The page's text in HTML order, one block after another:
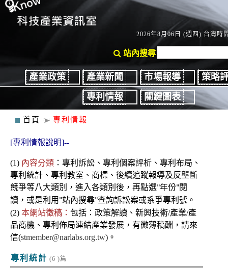
2026年8月06日 (週四) 台灣時
站內搜尋
產業政策 產業新聞 市場報導
策略
專利情報
關鍵圖表
首頁 專利情報
[專利情報說明]--
(1) 內容分類 ： 專利 訴訟、 專利個案評析、專利布局、
專利統計、專利教室 、商標、後續追蹤報導及反壟斷
競爭等八大類別，進入各類別後 ，再點選"年份"閱
讀，或是利用 "站內搜尋"查詢訴訟案或系爭專利號。
(2) 本網站徵稿： 包括：政策解讀、新興技術/產業/產
品商機、專利佈局連結產業發展，有微薄稿酬，請來
信(stmember@narlabs.org.tw)。
專利統計 (6 )篇